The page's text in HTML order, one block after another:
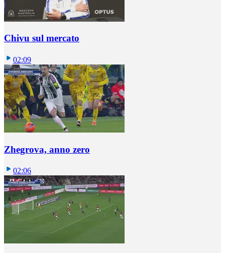
Chivu sul mercato
02:09
Zhegrova, anno zero
02:06